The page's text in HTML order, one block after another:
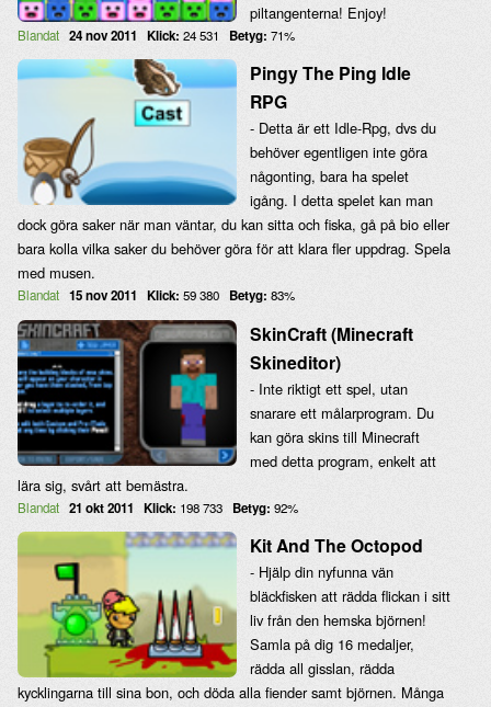
piltangenterna! Enjoy!
Blandat 24 nov 2011 Klick: 24 531 Betyg: 71%
Pingy The Ping Idle
RPG
- Detta är ett Idle-Rpg, dvs du
behöver egentligen inte göra
någonting, bara ha spelet
igång. I detta spelet kan man
dock göra saker när man väntar, du kan sitta och fiska, gå på bio eller
bara kolla vilka saker du behöver göra för att klara fler uppdrag. Spela
med musen.
Blandat 15 nov 2011 Klick: 59 380 Betyg: 83%
SkinCraft (Minecraft
Skineditor)
- Inte riktigt ett spel, utan
snarare ett målarprogram. Du
kan göra skins till Minecraft
med detta program, enkelt att
lära sig, svårt att bemästra.
Blandat 21 okt 2011 Klick: 198 733 Betyg: 92%
Kit And The Octopod
- Hjälp din nyfunna vän
bläckfisken att rädda flickan i sitt
liv från den hemska björnen!
Samla på dig 16 medaljer,
rädda all gisslan, rädda
kycklingarna till sina bon, och döda alla fiender samt björnen. Många